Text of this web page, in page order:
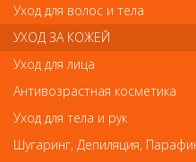
В закладки
Уход для волос и тела
УХОД ЗА КОЖЕЙ
Уход для лица
Антивозрастная косметика
Уход для тела и рук
Шугаринг, Депиляция,